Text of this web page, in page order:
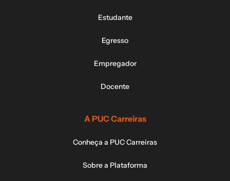
Estudante
Egresso
Empregador
Docente
A PUC Carreiras
Conheça a PUC Carreiras
Sobre a Plataforma